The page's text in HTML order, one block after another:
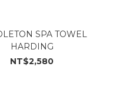
SPA TOWEL
HARDING
NT$2,580